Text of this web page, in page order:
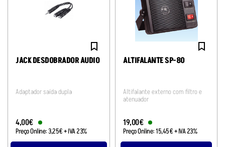
JACK DESDOBRADOR AUDIO
Adaptador saída dupla
4,00€
Preço Online:3,25€+ IVA 23%
ALTIFALANTE SP-80
Altifalante externo com filtro e
atenuador
19,00€
Preço Online:15,45€+ IVA 23%